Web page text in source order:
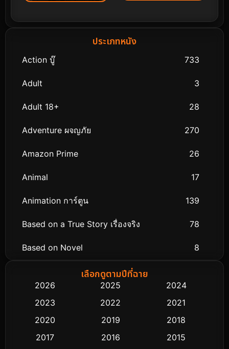
ประเภทหนัง
Action บู๊ 733
Adult 3
Adult 18+ 28
Adventure ผจญภัย 270
Amazon Prime 26
Animal 17
Animation การ์ตูน 139
Based on a True Story เรื่องจริง 78
Based on Novel 8
Biography ชีวิตจริง
Classic หนังคลาสสิก
Comedy ตลก 428
เลือกดูตามปีที่ฉาย
2026 2025
2024
2023
2022
2021
2020
2019
2018
2017
2016
2015